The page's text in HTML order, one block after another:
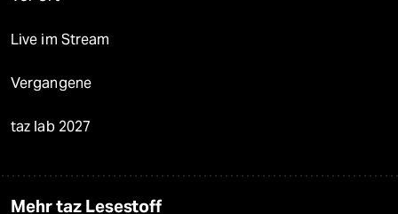
Live im Stream
Vergangene
taz lab 2027
Mehr taz Lesestoff